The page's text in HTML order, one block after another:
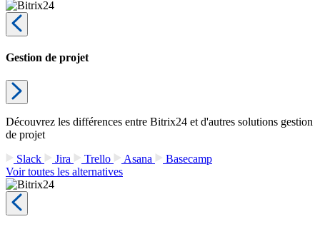
Gestion de projet
Découvrez les différences entre Bitrix24 et d'autres solutions gestion
de projet
Slack
Jira Trello Asana
Basecamp
Voir toutes les alternatives